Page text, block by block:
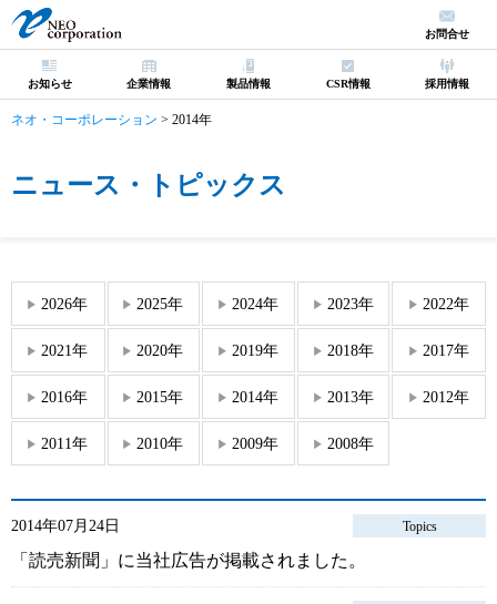
お知らせ 企業情報 製品情報 CSR情報 採用情報
お問合せ
ネオ・コーポレーション > 2014年
ニュース・トピックス
2026年 2025年 2024年 2023年 2022年
2021年 2020年 2019年 2018年 2017年
2016年 2015年 2014年 2013年 2012年
2011年 2010年 2009年 2008年
2014年07月24日 Topics
「読売新聞」に当社広告が掲載されました。